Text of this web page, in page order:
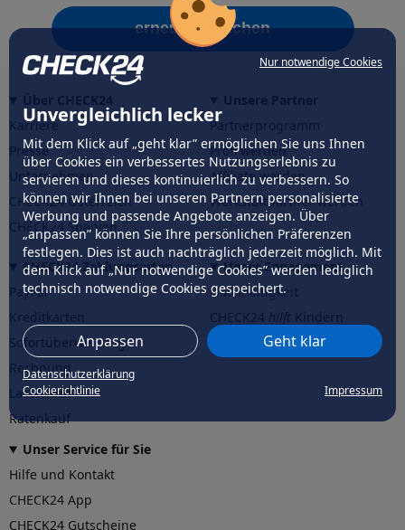
Nur notwendige Cookies
Unvergleichlich lecker
Mit dem Klick auf „geht klar” ermöglichen Sie uns Ihnen
über Cookies ein verbessertes Nutzungserlebnis zu
servieren und dieses kontinuierlich zu verbessern. So
können wir Ihnen bei unseren Partnern personalisierte
Werbung und passende Angebote anzeigen. Über
„anpassen” können Sie Ihre persönlichen Präferenzen
festlegen. Dies ist auch nachträglich jederzeit möglich. Mit
dem Klick auf „Nur notwendige Cookies” werden lediglich
technisch notwendige Cookies gespeichert.
Anpassen Geht klar
Datenschutzerklärung
Cookierichtlinie
Impressum
erneut versuchen
Karriere
Presse
Unternehmen
CHECK24 Österreich
CHECK24 Spanien
Partnerprogramm
Profi werden
Affiliate werden
Werkstattpartner werden
CHECK24 Zahlungsarten
PayPal
Sofortüberweisung
Rechnung
Lastschrift
Ratenkauf
Unser Engagement
Nachhaltigkeit
CHECK24hilftder Natur
Unser Service für Sie
Hilfe und Kontakt
CHECK24 App
CHECK24 Gutscheine